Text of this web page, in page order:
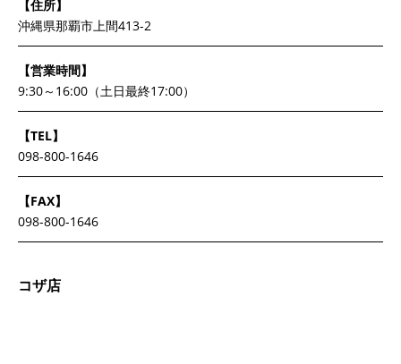
【住所】
沖縄県那覇市上間413-2
【営業時間】
9:30～16:00（土日最終17:00）
【TEL】
098-800-1646
【FAX】
098-800-1646
コザ店